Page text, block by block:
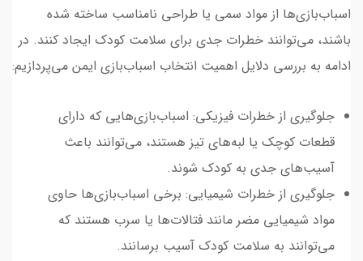
اسباب‌بازی‌ها از مواد سمی یا طراحی نامناسب ساخته شده
باشند، می‌توانند خطرات جدی برای سلامت کودک ایجاد کنند. در
ادامه به بررسی دلایل اهمیت انتخاب اسباب‌بازی ایمن می‌پردازیم:
جلوگیری از خطرات فیزیکی: اسباب‌بازی‌هایی که دارای
قطعات کوچک یا لبه‌های تیز هستند، می‌توانند باعث
آسیب‌های جدی به کودک شوند.
جلوگیری از خطرات شیمیایی: برخی اسباب‌بازی‌ها حاوی
مواد شیمیایی مضر مانند فتالات‌ها یا سرب هستند که
می‌توانند به سلامت کودک آسیب برسانند.